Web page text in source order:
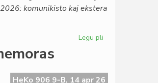
Aŭstrio
komunikisto kaj ekstera
Legu pli
ĉiun
HeKo 906 9-B, 14 apr 26